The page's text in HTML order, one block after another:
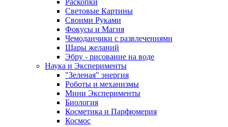
Раскопки
Световые Картины
Своими Руками
Фокусы и Магия
Чемоданчики с развлечениями
Шары желаний
Эбру - рисование на воде
Наука и Эксперименты
"Зеленая" энергия
Роботы и механизмы
Мини Эксперименты
Биология
Косметика и Парфюмерия
Космос